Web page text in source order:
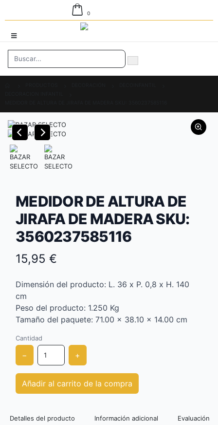
0
MEDIDOR DE ALTURA DE
JIRAFA DE MADERA SKU:
3560237585116
15,95 €
Dimensión del producto: L. 36 x P. 0,8 x H. 140
cm
Peso del producto: 1.250 Kg
Tamaño del paquete: 71.00 x 38.10 x 14.00 cm
Cantidad
− +
Añadir al carrito de la compra
Detalles del producto Información adicional Evaluación